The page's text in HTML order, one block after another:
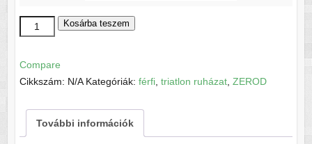
ZEROD
M
TRISUIT
mennyiség
Kosárba teszem
Compare
Cikkszám: N/A Kategóriák: férfi, triatlon ruházat, ZEROD
További információk